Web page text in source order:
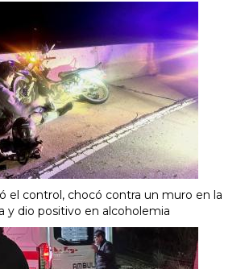
el control, chocó contra un muro en la
y dio positivo en alcoholemia